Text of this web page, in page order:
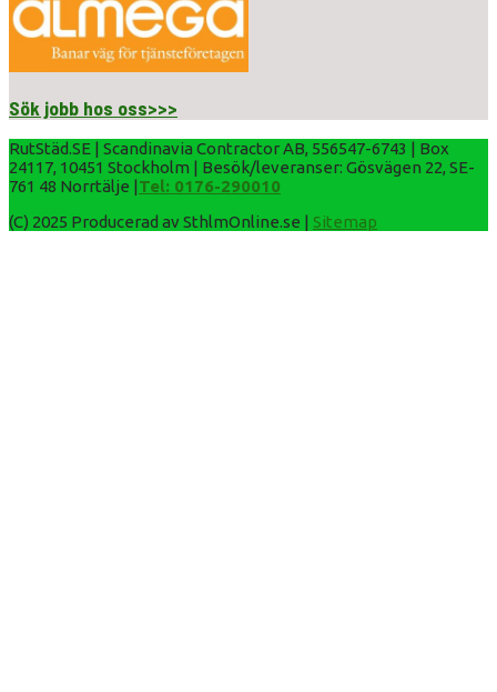
Sök jobb hos oss>>>
RutStäd.SE | Scandinavia Contractor AB, 556547-6743 | Box
24117, 10451 Stockholm | Besök/leveranser: Gösvägen 22, SE-
761 48 Norrtälje |Tel: 0176-290010
(C) 2025 Producerad av SthlmOnline.se | Sitemap